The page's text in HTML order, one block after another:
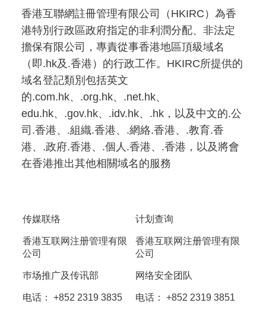
香港互聯網註冊管理有限公司（HKIRC）為香
港特別行政區政府指定的非利潤分配、非法定
擔保有限公司，專責從事香港地區頂級域名
（即.hk及.香港）的行政工作。HKIRC所提供的
域名登記類別包括英文
的.com.hk、.org.hk、.net.hk、
edu.hk、.gov.hk、.idv.hk、.hk，以及中文的.公
司.香港、.組織.香港、.網絡.香港、.教育.香
港、.政府.香港、.個人.香港、.香港，以及將會
在香港推出其他相關域名的服務
传媒联络
香港互联网注册管理有限
公司
巿场推广及传讯部
电话： +852 2319 3835
计划查询
香港互联网注册管理有限
公司
网络安全团队
电话： +852 2319 3851